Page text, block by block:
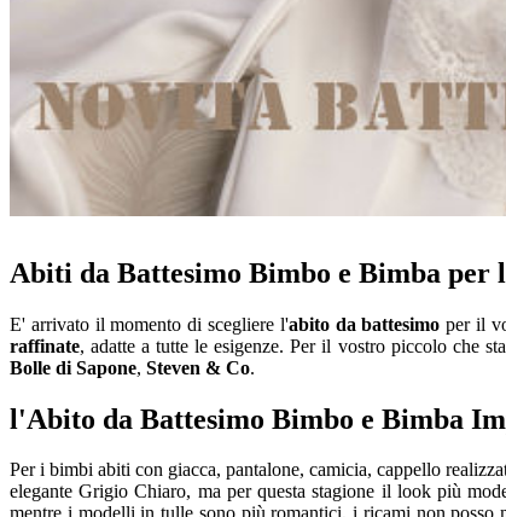
Abiti da Battesimo Bimbo e Bimba per
E' arrivato il momento di scegliere l'abito da battesimo per il
raffinate, adatte a tutte le esigenze. Per il vostro piccolo che
Bolle di Sapone, Steven & Co.
l'Abito da Battesimo Bimbo e Bimba
Per i bimbi abiti con giacca, pantalone, camicia, cappello
elegante Grigio Chiaro, ma per questa stagione il look più